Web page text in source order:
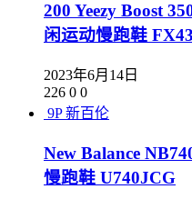
200 Yeezy Boost
闲运动慢跑鞋
2023年6月14日
226 0 0
9P 新百伦
New Balance
慢跑鞋 U740JCG